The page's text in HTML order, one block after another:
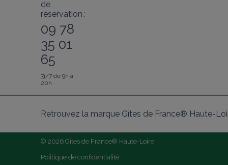
de
réservation :
09 78
35 01
65
7j/7 de 9h à
20h
Retrouvez la marque Gîtes de France® Haute-
© 2026 Gîtes de France® Haute-Loire
Politique de confidentialité